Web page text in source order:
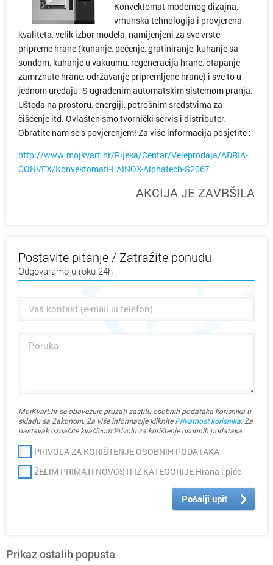
Konvektomat modernog dizajna,
vrhunska tehnologija i provjerena
kvaliteta, velik izbor modela, namijenjeni za sve vrste
pripreme hrane (kuhanje, pečenje, gratiniranje, kuhanje sa
sondom, kuhanje u vakuumu, regeneracija hrane, otapanje
zamrznute hrane, održavanje pripremljene hrane) i sve to u
jednom uređaju. S ugrađenim automatskim sistemom pranja.
Ušteda na prostoru, energiji, potrošnim sredstvima za
čišćenje itd. Ovlašten smo tvornički servis i distributer.
Obratite nam se s povjerenjem! Za više informacija posjetite :
http://www.mojkvart.hr/Rijeka/Centar/Veleprodaja/ADRIA-
CONVEX/Konvektomati-LAINOX-Alphatech-S2067
AKCIJA JE ZAVRŠILA
Postavite pitanje / Zatražite ponudu
Odgovaramo u roku 24h
MojKvart.hr se obavezuje pružati zaštitu osobnih podataka korisnika u
skladu sa Zakonom. Za više informacije kliknitePrivatnost korisnika. Za
nastavak označite kvačicom Privolu za korištenje osobnih podataka.
PRIVOLA ZA KORIŠTENJE OSOBNIH PODATAKA
ŽELIM PRIMATI NOVOSTI IZ KATEGORIJE Hrana i piće
Pošalji upit
Prikaz ostalih popusta